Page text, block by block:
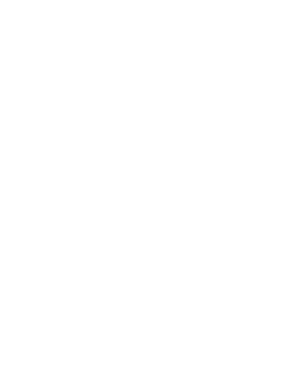
de Sevilla